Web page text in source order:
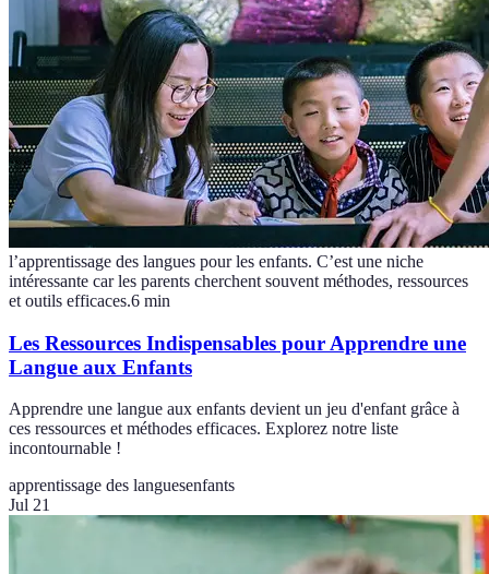
l’apprentissage des langues pour les enfants. C’est une niche
intéressante car les parents cherchent souvent méthodes, ressources
et outils efficaces.6 min
Les Ressources Indispensables pour Apprendre une
Langue aux Enfants
Apprendre une langue aux enfants devient un jeu d'enfant grâce à
ces ressources et méthodes efficaces. Explorez notre liste
incontournable !
apprentissage des languesenfants
Jul 21